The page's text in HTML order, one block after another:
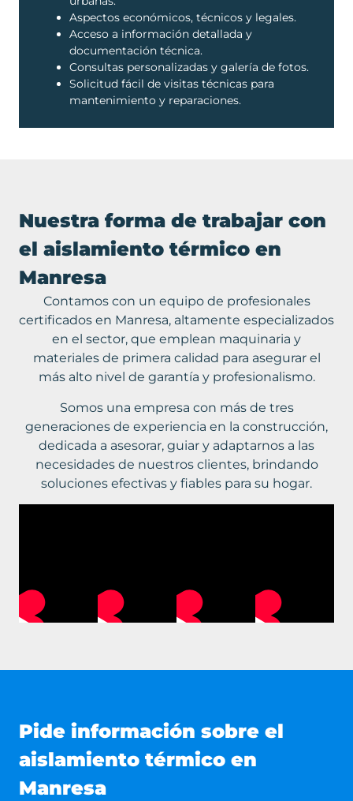
Aspectos económicos, técnicos y legales.
Acceso a información detallada y
documentación técnica.
Consultas personalizadas y galería de fotos.
Solicitud fácil de visitas técnicas para
mantenimiento y reparaciones.
Nuestra forma de trabajar con
el aislamiento térmico en
Manresa
Contamos con un equipo de profesionales
certificados en Manresa, altamente especializados
en el sector, que emplean maquinaria y
materiales de primera calidad para asegurar el
más alto nivel de garantía y profesionalismo.
Somos una empresa con más de tres
generaciones de experiencia en la construcción,
dedicada a asesorar, guiar y adaptarnos a las
necesidades de nuestros clientes, brindando
soluciones efectivas y fiables para su hogar.
Pide información sobre el
aislamiento térmico en
Manresa